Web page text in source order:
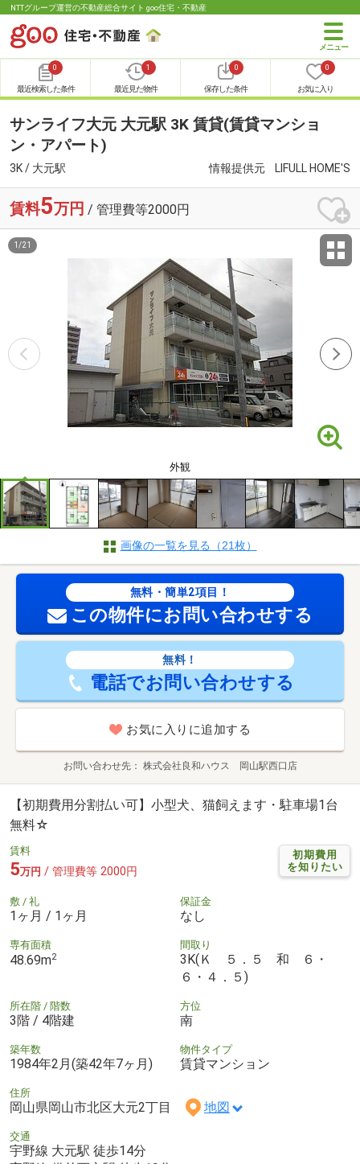
NTTグループ運営の不動産総合サイト goo住宅・不動産
0
最近検索した条件
1
最近見た物件
0
保存した条件
0
お気に入り
サンライフ大元 大元駅 3K 賃貸(賃貸マンショ
ン・アパート)
3K / 大元駅 情報提供元 LIFULL HOME'S
賃料5万円 / 管理費等2000円
外観
1 /21
画像の一覧を見る（21枚）
無料・簡単2項目！
この物件にお問い合わせする
無料！
電話でお問い合わせする
お気に入りに追加する
お問い合わせ先 株式会社良和ハウス 岡山駅西口店
【初期費用分割払い可】小型犬、猫飼えます・駐車場1台
無料☆
初期費用
を知りたい
賃料
5万円 / 管理費等 2000円
敷 / 礼
1ヶ月 / 1ヶ月
保証金
なし
専有面積
48.69m2
間取り
3K(Ｋ ５．５ 和 ６・
６・４．５)
所在階 / 階数
3階 / 4階建
方位
南
築年数
1984年2月(築42年7ヶ月)
物件タイプ
賃貸マンション
住所
岡山県岡山市北区大元2丁目 地図
交通
宇野線 大元駅 徒歩14分